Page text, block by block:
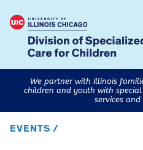
We partner with Illinois
children and youth with
services and
EVENTS /